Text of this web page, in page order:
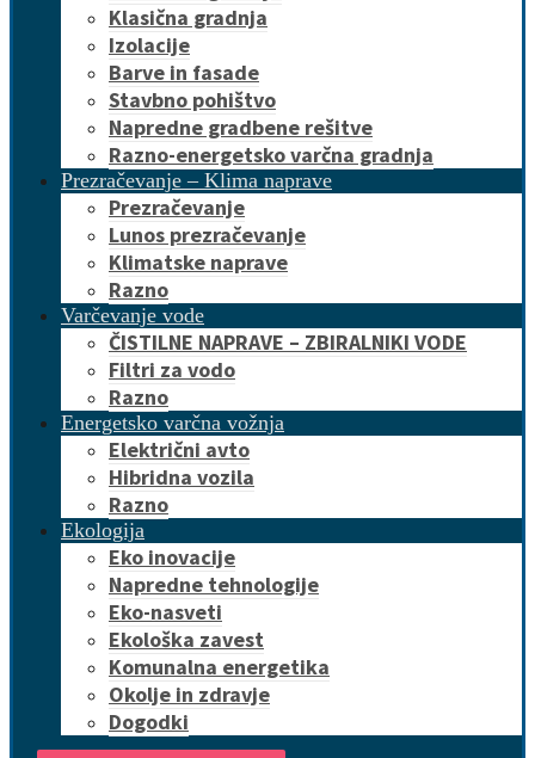
Klasična gradnja
Izolacije
Barve in fasade
Stavbno pohištvo
Napredne gradbene rešitve
Razno-energetsko varčna gradnja
Prezračevanje – Klima naprave
Prezračevanje
Lunos prezračevanje
Klimatske naprave
Razno
Varčevanje vode
ČISTILNE NAPRAVE – ZBIRALNIKI VODE
Filtri za vodo
Razno
Energetsko varčna vožnja
Električni avto
Hibridna vozila
Razno
Ekologija
Eko inovacije
Napredne tehnologije
Eko-nasveti
Ekološka zavest
Komunalna energetika
Okolje in zdravje
Dogodki